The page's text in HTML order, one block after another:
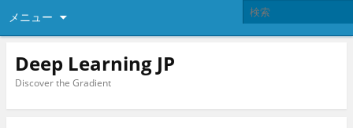
メニュー
Deep Learning JP
Discover the Gradient